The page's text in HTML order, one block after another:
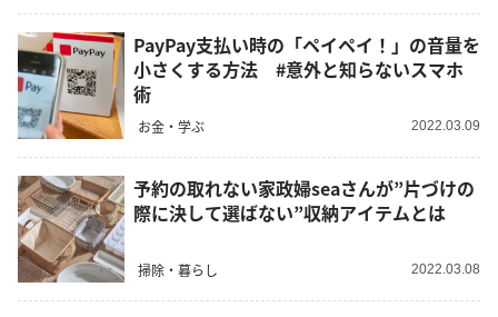
PayPay支払い時の「ペイペイ！」の音量を
小さくする方法 #意外と知らないスマホ
術
お金・学ぶ 2022.03.09
予約の取れない家政婦seaさんが”片づけの
際に決して選ばない”収納アイテムとは
掃除・暮らし 2022.03.08